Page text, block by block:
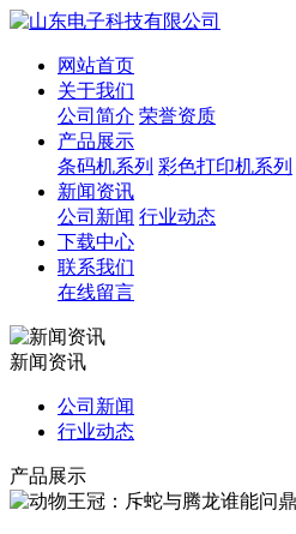
网站首页
关于我们
公司简介 荣誉资质
产品展示
条码机系列 彩色打印机系列
新闻资讯
公司新闻 行业动态
下载中心
联系我们
在线留言
新闻资讯
公司新闻
行业动态
产品展示